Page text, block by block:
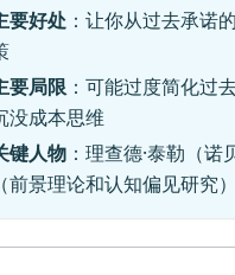
要好处 ：让你从过去承诺
要局限 ：可能过度简化过
没成本思维
键人物 ：理查德·泰勒（
（前景理论和认知偏见研究）